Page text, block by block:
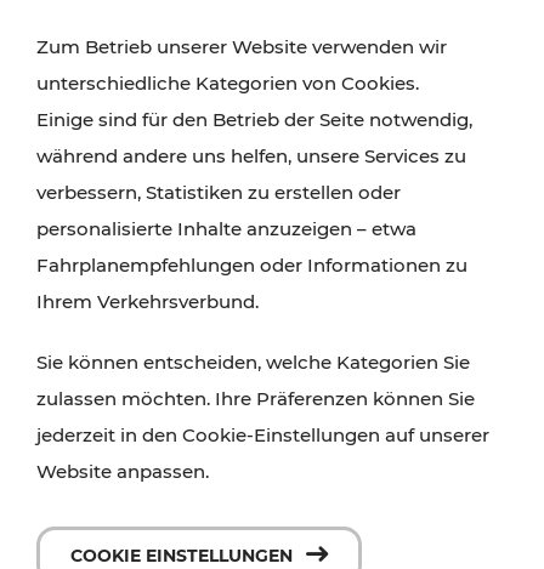
finden Sie hier im Überblick.
Zum Betrieb unserer Website verwenden wir
unterschiedliche Kategorien von Cookies.
Einige sind für den Betrieb der Seite notwendig,
während andere uns helfen, unsere Services zu
verbessern, Statistiken zu erstellen oder
personalisierte Inhalte anzuzeigen – etwa
Fahrplanempfehlungen oder Informationen zu
Ihrem Verkehrsverbund.
Sie können entscheiden, welche Kategorien Sie
zulassen möchten. Ihre Präferenzen können Sie
jederzeit in den Cookie-Einstellungen auf unserer
Website anpassen.
COOKIE EINSTELLUNGEN